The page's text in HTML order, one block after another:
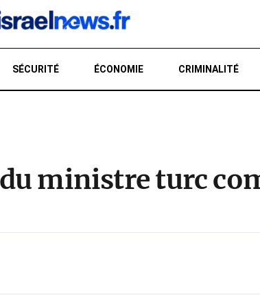
SÉCURITÉ ÉCONOMIE CRIMINALITÉ
ministre turc